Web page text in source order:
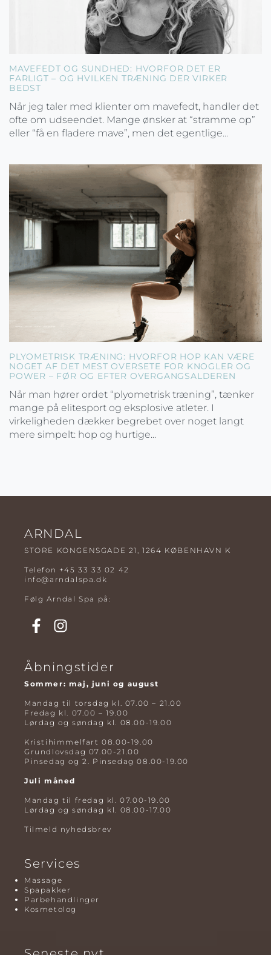
MAVEFEDT OG SUNDHED: HVORFOR DET ER
FARLIGT – OG HVILKEN TRÆNING DER VIRKER
BEDST
Når jeg taler med klienter om mavefedt, handler det
ofte om udseendet. Mange ønsker at “stramme op”
eller “få en fladere mave”, men det egentlige...
PLYOMETRISK TRÆNING: HVORFOR HOP KAN VÆRE
NOGET AF DET MEST OVERSETE FOR KNOGLER OG
POWER – FØR OG EFTER OVERGANGSALDEREN
Når man hører ordet “plyometrisk træning”, tænker
mange på elitesport og eksplosive atleter. I
virkeligheden dækker begrebet over noget langt
mere simpelt: hop og hurtige...
ARNDAL
STORE KONGENSGADE 21, 1264 KØBENHAVN K
Telefon +45 33 33 02 42
info@arndalspa.dk
Følg Arndal Spa på:
Åbningstider
Sommer: maj, juni og august
Mandag til torsdag kl. 07.00 – 21.00
Fredag kl. 07.00 – 19.00
Lørdag og søndag kl. 08.00-19.00
Kristihimmelfart 08.00-19.00
Grundlovsdag 07.00-21.00
Pinsedag og 2. Pinsedag 08.00-19.00
Juli måned
Mandag til fredag kl. 07.00-19.00
Lørdag og søndag kl. 08.00-17.00
Tilmeld nyhedsbrev
Services
Massage
Spapakker
Parbehandlinger
Kosmetolog